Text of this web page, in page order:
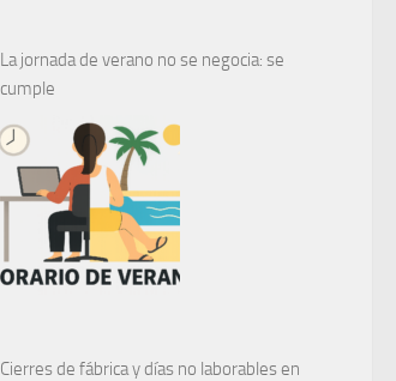
La jornada de verano no se negocia: se
cumple
Cierres de fábrica y días no laborables en